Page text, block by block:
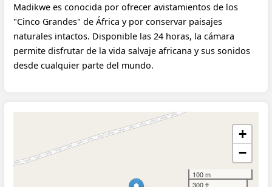
Madikwe es conocida por ofrecer avistamientos de los
"Cinco Grandes" de África y por conservar paisajes
naturales intactos. Disponible las 24 horas, la cámara
permite disfrutar de la vida salvaje africana y sus sonidos
desde cualquier parte del mundo.
+
−
100 m
300 ft